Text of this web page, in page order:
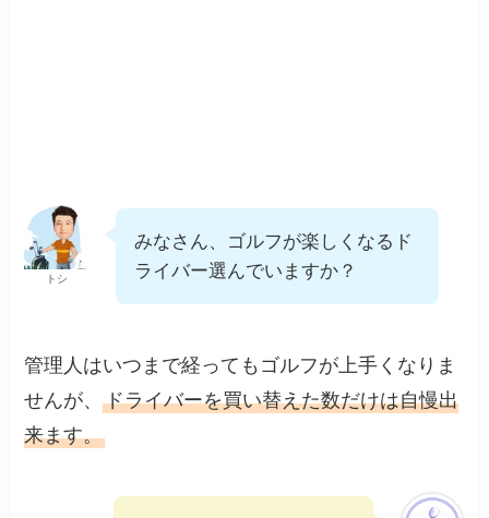
トシ
みなさん、ゴルフが楽しくなるド
ライバー選んでいますか？
管理人はいつまで経ってもゴルフが上手くなりま
せんが、ドライバーを買い替えた数だけは自慢出
来ます。